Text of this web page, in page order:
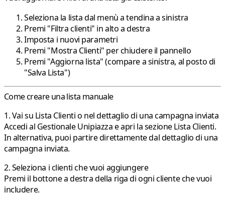
Seleziona la lista dal menù a tendina a sinistra
Premi "Filtra clienti" in alto a destra
Imposta i nuovi parametri
Premi "Mostra Clienti" per chiudere il pannello
Premi "Aggiorna lista"(compare a sinistra, al posto di
"Salva Lista")
Come creare una lista manuale
1. Vai su Lista Clienti o nel dettaglio di una campagna inviata
Accedi al Gestionale Unipiazza e apri la sezioneLista Clienti.
In alternativa, puoi partire direttamente dal dettaglio di una
campagna inviata.
2. Seleziona i clienti che vuoi aggiungere
Premi il bottone a destra della riga di ogni cliente che vuoi
includere.